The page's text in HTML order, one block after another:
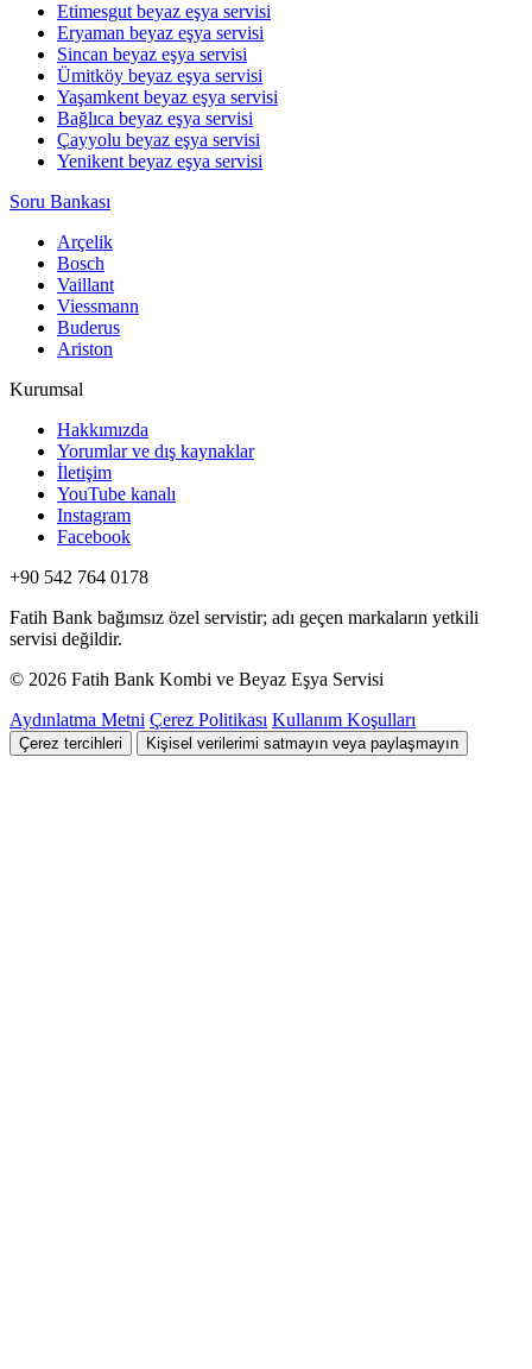
Etimesgut beyaz eşya servisi
Eryaman beyaz eşya servisi
Sincan beyaz eşya servisi
Ümitköy beyaz eşya servisi
Yaşamkent beyaz eşya servisi
Bağlıca beyaz eşya servisi
Çayyolu beyaz eşya servisi
Yenikent beyaz eşya servisi
Soru Bankası
Arçelik
Bosch
Vaillant
Viessmann
Buderus
Ariston
Kurumsal
Hakkımızda
Yorumlar ve dış kaynaklar
İletişim
YouTube kanalı
Instagram
Facebook
+90 542 764 0178
Fatih Bank bağımsız özel servistir; adı geçen markaların yetkili
servisi değildir.
© 2026 Fatih Bank Kombi ve Beyaz Eşya Servisi
Aydınlatma Metni Çerez Politikası Kullanım Koşulları
Çerez tercihleri Kişisel verilerimi satmayın veya paylaşmayın